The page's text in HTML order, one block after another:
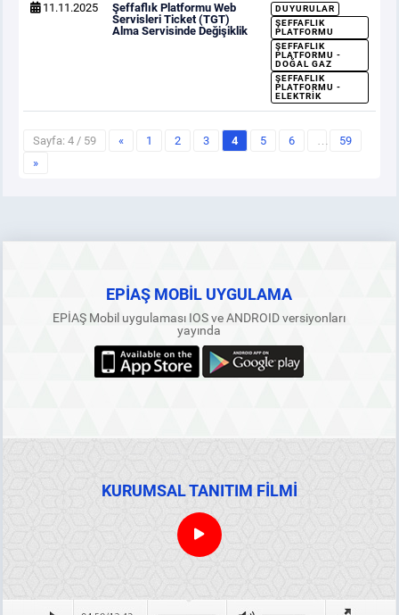
11.11.2025
Şeffaflık Platformu Web
Servisleri Ticket (TGT)
Alma Servisinde Değişiklik
DUYURULAR
ŞEFFAFLIK
PLATFORMU
ŞEFFAFLIK
PLATFORMU -
DOĞAL GAZ
ŞEFFAFLIK
PLATFORMU -
ELEKTRIK
Sayfa: 4 / 59 « 1 2 3 4 5 6 …
59
»
EPİAŞ MOBİL UYGULAMA
EPİAŞ Mobil uygulaması IOS ve ANDROID versiyonları
yayında
KURUMSAL TANITIM FİLMİ